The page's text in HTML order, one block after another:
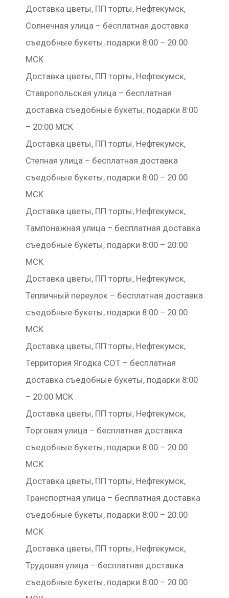
Доставка цветы, ПП торты, Нефтекумск,
Солнечная улица – бесплатная доставка
съедобные букеты, подарки 8:00 – 20:00
МСК
Доставка цветы, ПП торты, Нефтекумск,
Ставропольская улица – бесплатная
доставка съедобные букеты, подарки 8:00
– 20:00 МСК
Доставка цветы, ПП торты, Нефтекумск,
Степная улица – бесплатная доставка
съедобные букеты, подарки 8:00 – 20:00
МСК
Доставка цветы, ПП торты, Нефтекумск,
Тампонажная улица – бесплатная доставка
съедобные букеты, подарки 8:00 – 20:00
МСК
Доставка цветы, ПП торты, Нефтекумск,
Тепличный переулок – бесплатная доставка
съедобные букеты, подарки 8:00 – 20:00
МСК
Доставка цветы, ПП торты, Нефтекумск,
Территория Ягодка СОТ – бесплатная
доставка съедобные букеты, подарки 8:00
– 20:00 МСК
Доставка цветы, ПП торты, Нефтекумск,
Торговая улица – бесплатная доставка
съедобные букеты, подарки 8:00 – 20:00
МСК
Доставка цветы, ПП торты, Нефтекумск,
Транспортная улица – бесплатная доставка
съедобные букеты, подарки 8:00 – 20:00
МСК
Доставка цветы, ПП торты, Нефтекумск,
Трудовая улица – бесплатная доставка
съедобные букеты, подарки 8:00 – 20:00